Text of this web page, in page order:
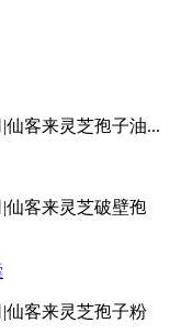
客来灵芝孢子油...
仙客来灵芝破壁孢
仙客来灵芝孢子粉